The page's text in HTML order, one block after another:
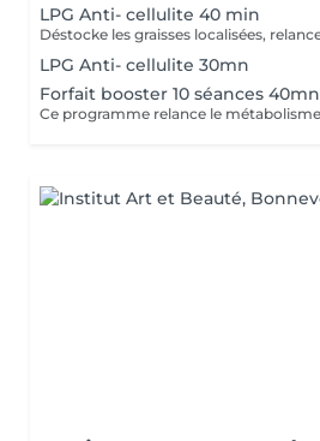
LPG Anti- cellulite 40 min
LPG Anti- cellulite 30mn
Forfait booster 10 séances 40mn